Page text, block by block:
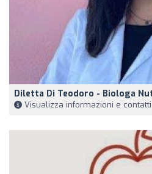
Diletta Di Teodoro - Biologa
Visualizza informazioni e contatti